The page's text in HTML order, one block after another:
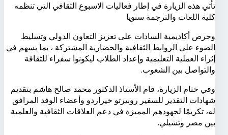
تأتي هذه الزيارة في إطار فعاليات الاسبوع الثقافي التي تنظمه
كلية اللغات والترجمة سنويا
وحرص أكاديمية السادات على تعزيز التعاون الدولي وتسليط
الضوء على الروابط الثقافية والحضارية المشتركة ، بما يسهم في
إثراء العملية التعليمية وإعداد الطلاب ليكونوا سفراء للثقافة
والتواصل بين الشعوب.
وفي ختام الزيارة، قام الأستاذ الدكتور محمد صالح هاشم بتقديم
شهادات التقدير للسفير روبيرتو خيراردو وأعضاء الوفد المرافق
له، تكريمًا لجهودهم المميزة في دعم العلاقات الثقافية والعلمية
بين مصر وتشيلي.